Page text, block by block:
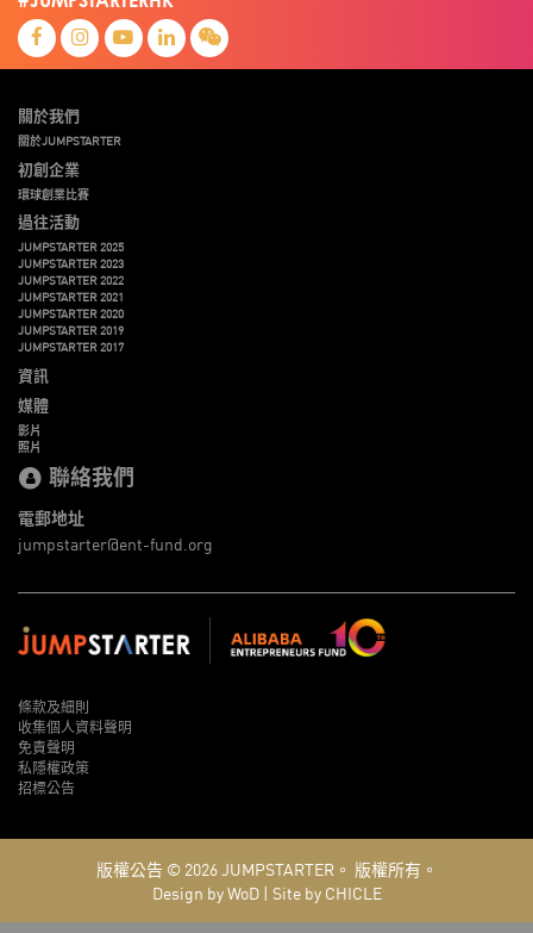
關於我們
關於JUMPSTARTER
初創企業
環球創業比賽
過往活動
JUMPSTARTER 2025
JUMPSTARTER 2023
JUMPSTARTER 2022
JUMPSTARTER 2021
JUMPSTARTER 2020
JUMPSTARTER 2019
JUMPSTARTER 2017
資訊
媒體
影片
照片
聯絡我們
電郵地址
jumpstarter@ent-fund.org
條款及細則
收集個人資料聲明
免責聲明
私隱權政策
招標公告
版權公告 © 2026JUMPSTARTER。 版權所有。
Design by WoD| Site by CHICLE